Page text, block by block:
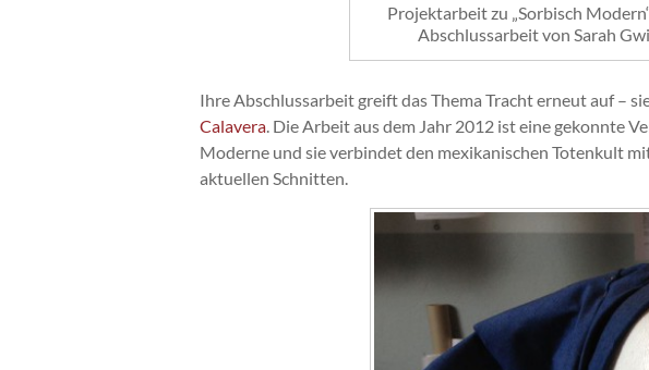
Projektarbeit zu „Sorbisch
Abschlussarbeit von Sarah
Ihre Abschlussarbeit greift das Thema Tracht erneut auf –
Calavera . Die Arbeit aus dem Jahr 2012 ist eine gekonnte
Moderne und sie verbindet den mexikanischen Totenkult
aktuellen Schnitten.